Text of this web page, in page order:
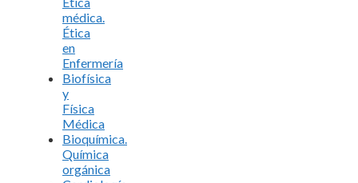
médica.
Ética
en
Enfermería
Biofísica
y
Física
Médica
Bioquímica.
Química
orgánica